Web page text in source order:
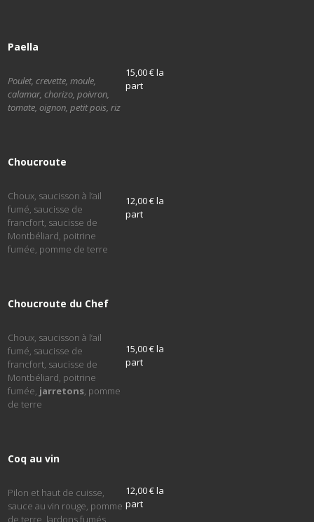
Paella
Poulet, crevette, moule,
calamar, chorizo, poivron,
tomate, oignon, petit pois, riz
15,00 € la
part
Choucroute
Choux, saucisson à l’ail
fumé, saucisse de
francfort, saucisse de
Montbéliard, poitrine
fumée, pomme de terre
12,00 € la
part
Choucroute du Chef
Choux, saucisson à l’ail
fumé, saucisse de
francfort, saucisse de
Montbéliard, poitrine
fumée, jarretons, pomme
de terre
15,00 € la
part
Coq au vin
Pilon et haut de cuisse,
sauce au vin rouge, pomme
de terre, lardons fumés,
12,00 € la
part